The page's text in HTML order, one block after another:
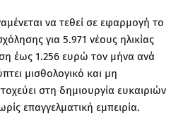
να τεθεί σε εφαρμογή το
για 5.971 νέους ηλικίας
έως 1.256 ευρώ τον μήνα ανά
μισθολογικό και μη
στη δημιουργία ευκαιριών
επαγγελματική εμπειρία.